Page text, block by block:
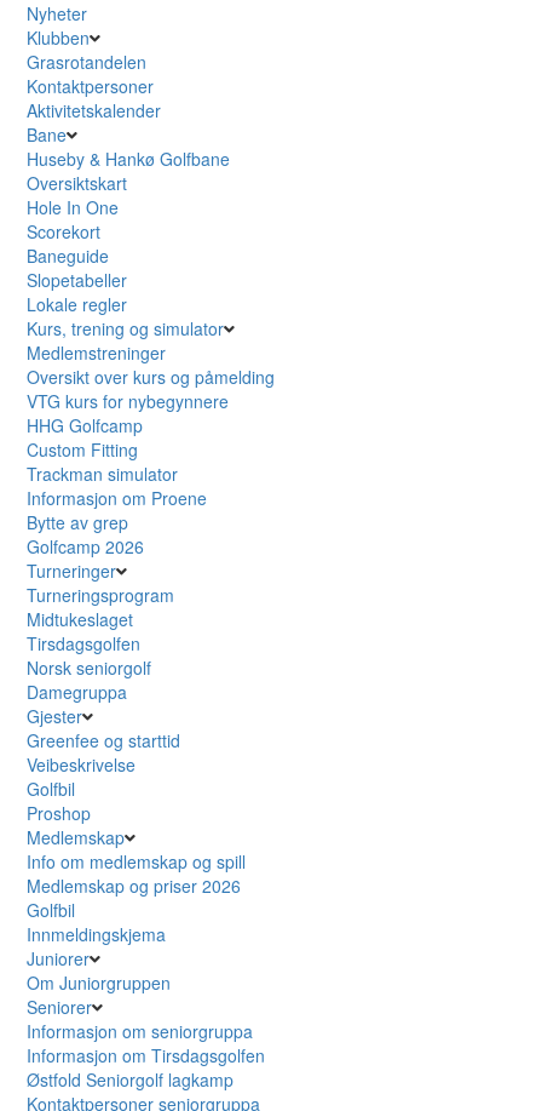
Nyheter
Klubben
Grasrotandelen
Kontaktpersoner
Aktivitetskalender
Bane
Huseby & Hankø Golfbane
Oversiktskart
Hole In One
Scorekort
Baneguide
Slopetabeller
Lokale regler
Kurs, trening og simulator
Medlemstreninger
Oversikt over kurs og påmelding
VTG kurs for nybegynnere
HHG Golfcamp
Custom Fitting
Trackman simulator
Informasjon om Proene
Bytte av grep
Golfcamp 2026
Turneringer
Turneringsprogram
Midtukeslaget
Tirsdagsgolfen
Norsk seniorgolf
Damegruppa
Gjester
Greenfee og starttid
Veibeskrivelse
Golfbil
Proshop
Medlemskap
Info om medlemskap og spill
Medlemskap og priser 2026
Golfbil
Innmeldingskjema
Juniorer
Om Juniorgruppen
Seniorer
Informasjon om seniorgruppa
Informasjon om Tirsdagsgolfen
Østfold Seniorgolf lagkamp
Kontaktpersoner seniorgruppa